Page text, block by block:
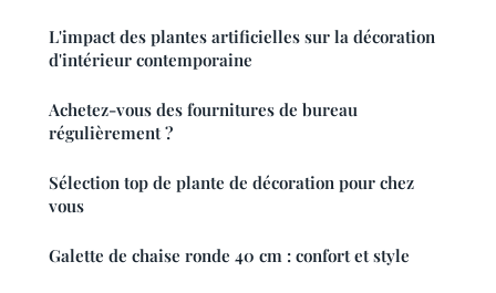
L'impact des plantes artificielles sur la décoration
d'intérieur contemporaine
Achetez-vous des fournitures de bureau
régulièrement ?
Sélection top de plante de décoration pour chez
vous
Galette de chaise ronde 40 cm : confort et style